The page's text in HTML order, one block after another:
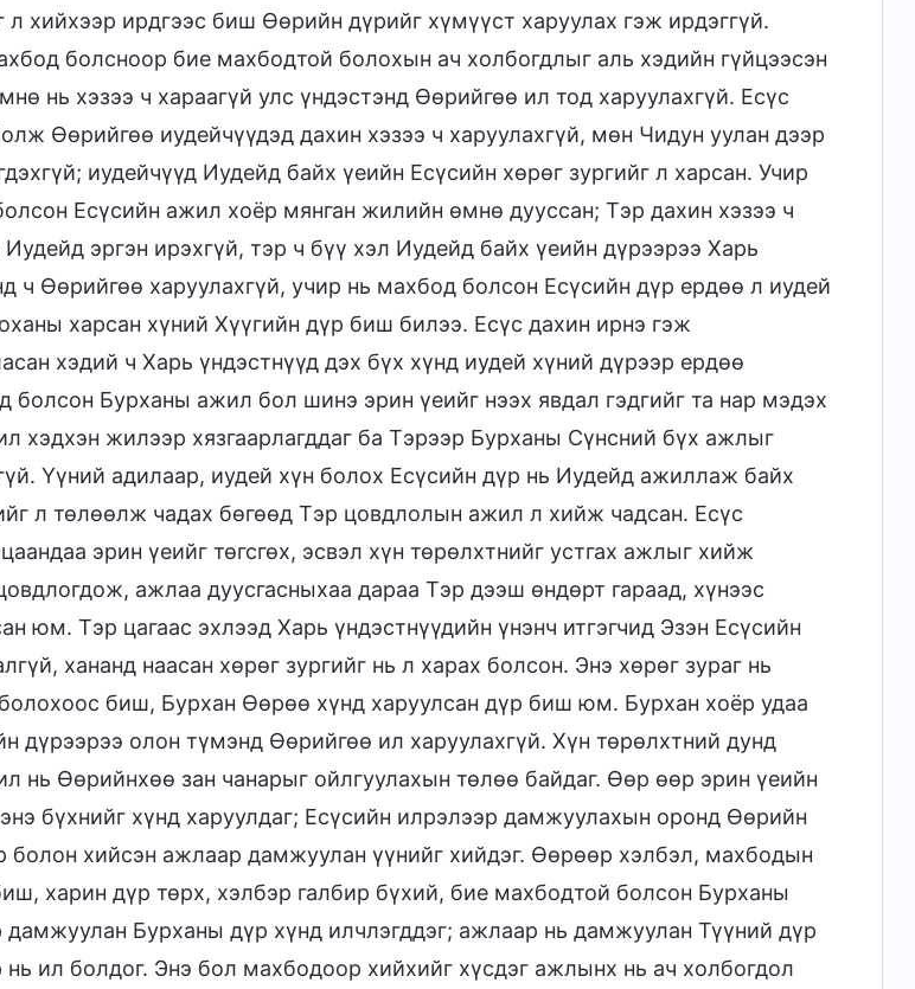
хийхээр ирдгээс биш Өөрийн дүрийг хүмүүст харуулах гэж ирдэггүй.
болсноор бие махбодтой болохын ач холбогдлыг аль хэдийн гүйцээсэн
нь хэзээ ч хараагүй улс үндэстэнд Өөрийгөө ил тод харуулахгүй. Есүс
Өөрийгөө иудейчүүдэд дахин хэзээ ч харуулахгүй, мөн Чидун уулан дээр
иудейчүүд Иудейд байх үеийн Есүсийн хөрөг зургийг л харсан. Учир
Есүсийн ажил хоёр мянган жилийн өмнө дууссан; Тэр дахин хэзээ ч
эргэн ирэхгүй, тэр ч бүү хэл Иудейд байх үеийн дүрээрээ Харь
ч Өөрийгөө харуулахгүй, учир нь махбод болсон Есүсийн дүр ердөө л иудей
харсан хүний Хүүгийн дүр биш билээ. Есүс дахин ирнэ гэж
хэдий ч Харь үндэстнүүд дэх бүх хүнд иудей хүний дүрээр ердөө
болсон Бурханы ажил бол шинэ эрин үеийг нээх явдал гэдгийг та нар мэдэх
хэдхэн жилээр хязгаарлагддаг ба Тэрээр Бурханы Сүнсний бүх ажлыг
Үүний адилаар, иудей хүн болох Есүсийн дүр нь Иудейд ажиллаж байх
л төлөөлж чадах бөгөөд Тэр цовдлолын ажил л хийж чадсан. Есүс
эрин үеийг төгсгөх, эсвэл хүн төрөлхтнийг устгах ажлыг хийж
ажлаа дуусгасныхаа дараа Тэр дээш өндөрт гараад, хүнээс
юм. Тэр цагаас эхлээд Харь үндэстнүүдийн үнэнч итгэгчид Эзэн Есүсийн
хананд наасан хөрөг зургийг нь л харах болсон. Энэ хөрөг зураг нь
болохоос биш, Бурхан Өөрөө хүнд харуулсан дүр биш юм. Бурхан хоёр удаа
дүрээрээ олон түмэнд Өөрийгөө ил харуулахгүй. Хүн төрөлхтний дунд
нь Өөрийнхөө зан чанарыг ойлгуулахын төлөө байдаг. Өөр өөр эрин үеийн
бүхнийг хүнд харуулдаг; Есүсийн илрэлээр дамжуулахын оронд Өөрийн
болон хийсэн ажлаар дамжуулан үүнийг хийдэг. Өөрөөр хэлбэл, махбодын
харин дүр төрх, хэлбэр галбир бүхий, бие махбодтой болсон Бурханы
дамжуулан Бурханы дүр хүнд илчлэгддэг; ажлаар нь дамжуулан Түүний дүр
нь ил болдог. Энэ бол махбодоор хийхийг хүсдэг ажлынх нь ач холбогдол